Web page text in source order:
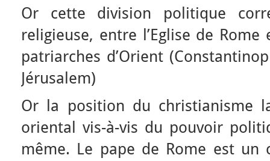
Or cette division politique
religieuse, entre l’Eglise de
patriarches d’Orient
Jérusalem)
Or la position du christianisme
oriental vis-à-vis du pouvoir
même. Le pape de Rome est un